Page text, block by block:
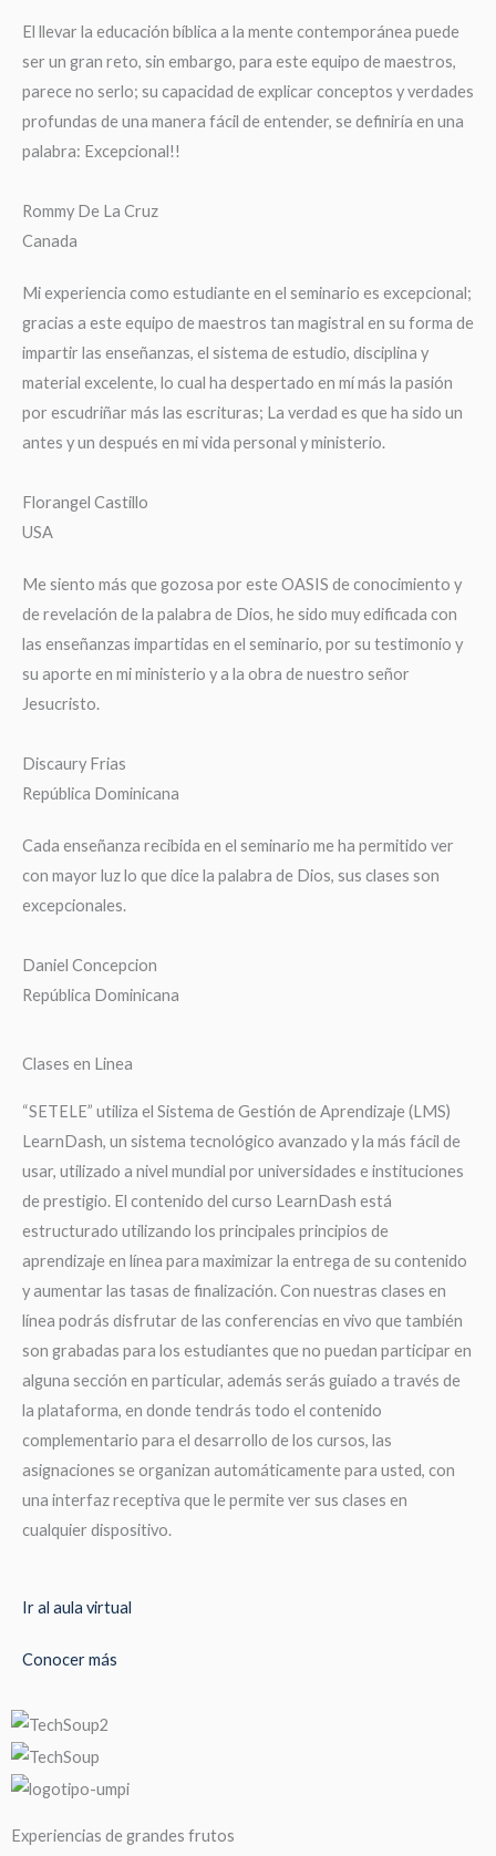
El llevar la educación bíblica a la mente contemporánea puede
ser un gran reto, sin embargo, para este equipo de maestros,
parece no serlo; su capacidad de explicar conceptos y verdades
profundas de una manera fácil de entender, se definiría en una
palabra: Excepcional!!
Rommy De La Cruz
Canada
Mi experiencia como estudiante en el seminario es excepcional;
gracias a este equipo de maestros tan magistral en su forma de
impartir las enseñanzas, el sistema de estudio, disciplina y
material excelente, lo cual ha despertado en mí más la pasión
por escudriñar más las escrituras; La verdad es que ha sido un
antes y un después en mi vida personal y ministerio.
Florangel Castillo
USA
Me siento más que gozosa por este OASIS de conocimiento y
de revelación de la palabra de Dios, he sido muy edificada con
las enseñanzas impartidas en el seminario, por su testimonio y
su aporte en mi ministerio y a la obra de nuestro señor
Jesucristo.
Discaury Frias
República Dominicana
Cada enseñanza recibida en el seminario me ha permitido ver
con mayor luz lo que dice la palabra de Dios, sus clases son
excepcionales.
Daniel Concepcion
República Dominicana
Clases en Linea
“SETELE” utiliza el Sistema de Gestión de Aprendizaje (LMS)
LearnDash, un sistema tecnológico avanzado y la más fácil de
usar, utilizado a nivel mundial por universidades e instituciones
de prestigio. El contenido del curso LearnDash está
estructurado utilizando los principales principios de
aprendizaje en línea para maximizar la entrega de su contenido
y aumentar las tasas de finalización. Con nuestras clases en
línea podrás disfrutar de las conferencias en vivo que también
son grabadas para los estudiantes que no puedan participar en
alguna sección en particular, además serás guiado a través de
la plataforma, en donde tendrás todo el contenido
complementario para el desarrollo de los cursos, las
asignaciones se organizan automáticamente para usted, con
una interfaz receptiva que le permite ver sus clases en
cualquier dispositivo.
Ir al aula virtual
Conocer más
Experiencias de grandes frutos